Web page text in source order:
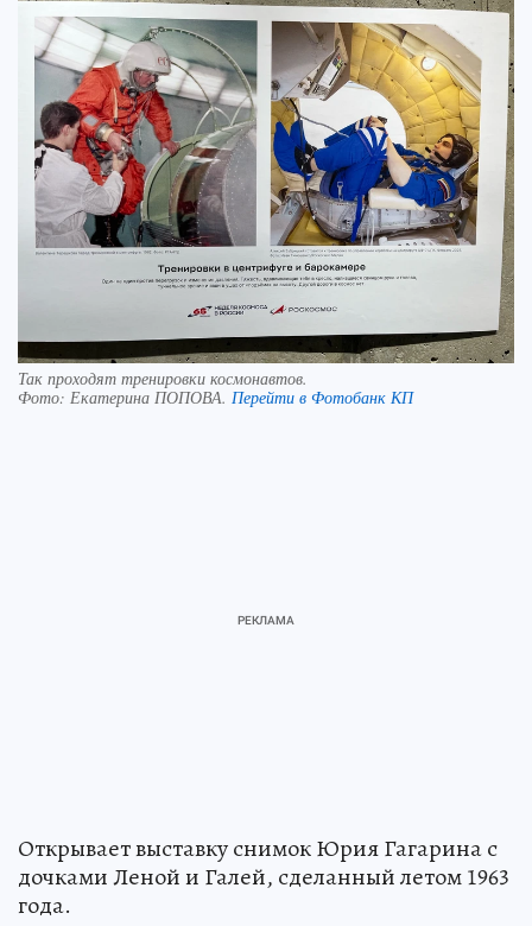
Так проходят тренировки космонавтов.
Фото: Екатерина ПОПОВА. Перейти в Фотобанк КП
Открывает выставку снимок Юрия Гагарина с
дочками Леной и Галей, сделанный летом 1963
года.